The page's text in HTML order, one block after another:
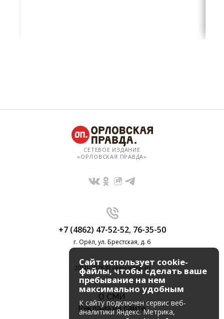
СЕТЕВОЕ ИЗДАНИЕ
«ОРЛОВСКАЯ ПРАВДА»
+7 (4862) 47-52-52, 76-35-50
г. Орёл, ул. Брестская, д. 6
2010-2026 © regionorel.ru
О СМИ
Реклама на сайте
Сайт использует cookie-
файлы, чтобы сделать ваше
пребывание на нем
максимально удобным
К cайту подключен сервис веб-
аналитики Яндекс. Метрика,